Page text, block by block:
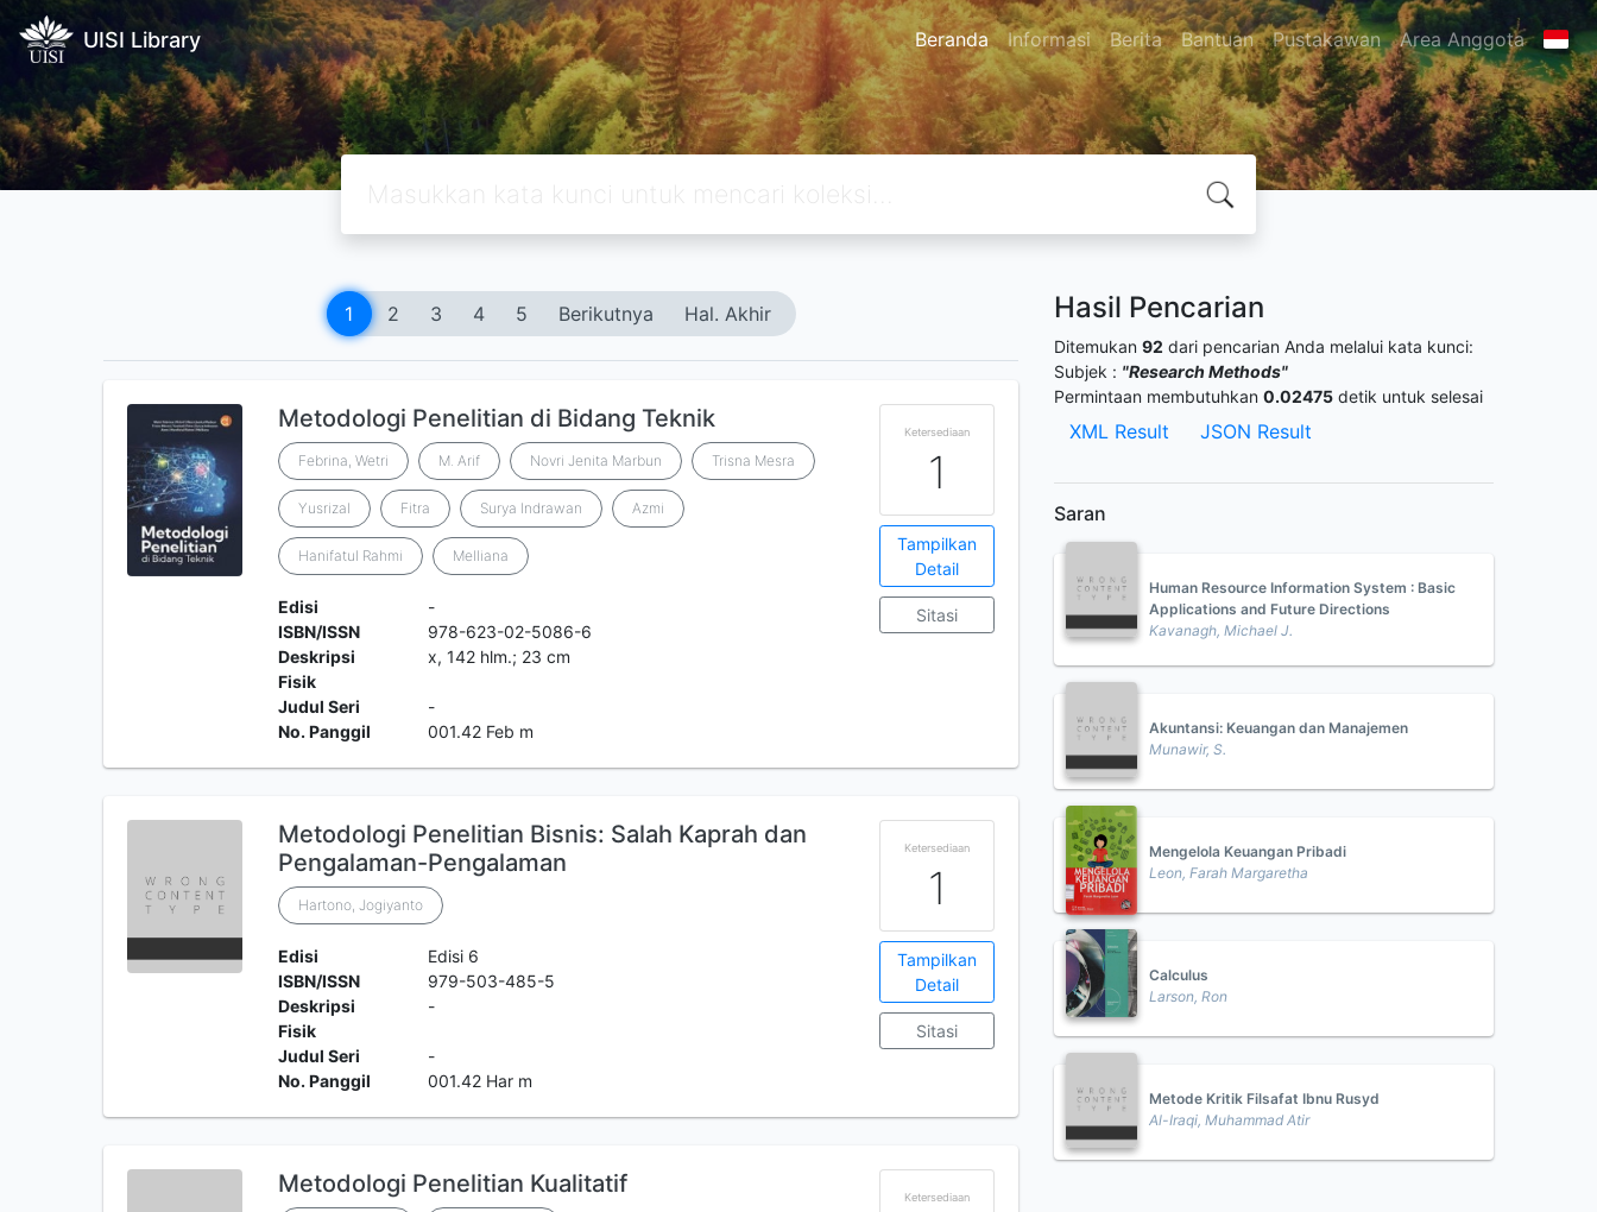
UISI Library Beranda Informasi Berita Bantuan Pustakawan Area Anggota
1 2 3 4 5 Berikutnya Hal. Akhir
Metodologi Penelitian di Bidang Teknik
Febrina, Wetri M. Arif Novri Jenita Marbun Trisna Mesra
Yusrizal Fitra Surya Indrawan Azmi
Hanifatul Rahmi Melliana
Edisi
-
ISBN/ISSN
978-623-02-5086-6
Deskripsi
Fisik
x, 142 hlm.; 23 cm
Judul Seri
-
No. Panggil
001.42 Feb m
Ketersediaan
1
Tampilkan
Detail
Sitasi
Metodologi Penelitian Bisnis: Salah Kaprah dan
Pengalaman-Pengalaman
Hartono, Jogiyanto
Edisi
Edisi 6
ISBN/ISSN
979-503-485-5
Deskripsi
Fisik
-
Judul Seri
-
No. Panggil
001.42 Har m
Ketersediaan
1
Tampilkan
Detail
Sitasi
Metodologi Penelitian Kualitatif Ketersediaan
Hasil Pencarian
Ditemukan 92 dari pencarian Anda melalui kata kunci:
Subjek : "Research Methods"
Permintaan membutuhkan 0.02475 detik untuk selesai
XML Result JSON Result
Saran
Human Resource Information System : Basic
Applications and Future Directions
Kavanagh, Michael J.
Akuntansi: Keuangan dan Manajemen
Munawir, S.
Mengelola Keuangan Pribadi
Leon, Farah Margaretha
Calculus
Larson, Ron
Metode Kritik Filsafat Ibnu Rusyd
Al-Iraqi, Muhammad Atir